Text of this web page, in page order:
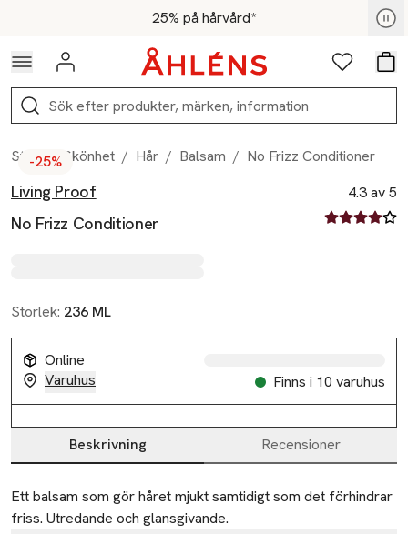
Hoppa till navigationsmenyn25% på hårvård*
För medlemmar - Shoppa nu
Logga in Favoriter
Sök
Start / Skönhet / Hår / Balsam / No Frizz Conditioner
Produktbilder
Hoppa över bildspelet
-25%
Living Proof
No Frizz Conditioner
4.3 av 5
4.3 av fem
Storlek: 236 ML
Online
Varuhus
Finns i 10 varuhus
Produktinformation
Beskrivning Recensioner
Beskrivning
Ett balsam som gör håret mjukt samtidigt som det förhindrar
friss. Utredande och glansgivande.